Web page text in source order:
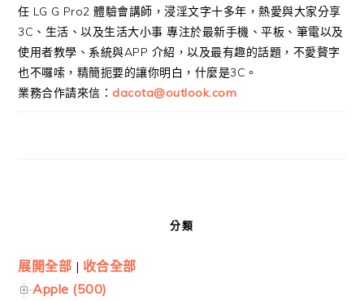
任 LG G Pro2 體驗會講師，浸淫文字十多年，熱愛與大家分享
3C、生活、以及生活大小事 專注於最新手機、平板、筆電以及
使用者教學、系統與APP 介紹，以及最有趣的話題，不愛贅字
也不囉嗦，精簡扼要的讓你明白，什麼是3C。
業務合作請來信： dacota@outlook.com
分類
展開全部 | 收合全部
Apple (500)